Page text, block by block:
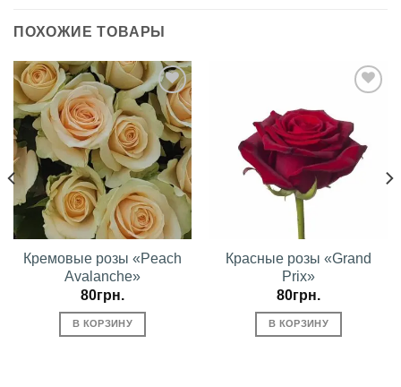
ПОХОЖИЕ ТОВАРЫ
В
избранное
Кремовые розы «Peach
Avalanche»
80грн.
В КОРЗИНУ
избранное
Красные розы «Grand
Prix»
80грн.
В КОРЗИНУ